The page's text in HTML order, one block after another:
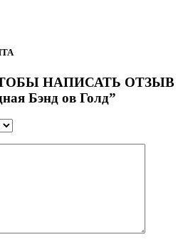
НАПИСАТЬ ОТЗЫВ
Бэнд ов Голд”